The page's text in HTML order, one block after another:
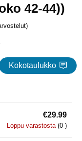
42-44))
5 Tähdet, Ohita kaikki
Kokotaulukko
€29.99
Loppu varastosta (0 )